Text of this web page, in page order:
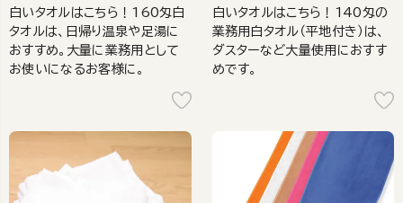
白いタオルはこちら！160匁白
タオルは、日帰り温泉や足湯に
おすすめ。大量に業務用として
お使いになるお客様に。
白いタオルはこちら！140匁の
業務用白タオル（平地付き）は、
ダスターなど大量使用におすす
めです。